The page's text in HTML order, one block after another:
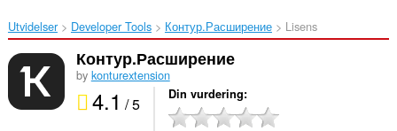
Utvidelser Developer Tools Контур.Расширение‎ Lisens
Контур.Расширение
by konturextension
4.1 / 5 Din vurdering